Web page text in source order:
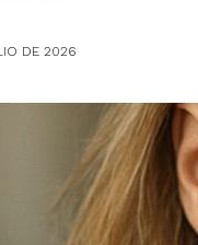
DE 2026